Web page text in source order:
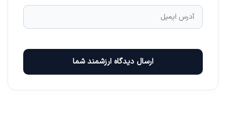
ارسال دیدگاه ارزشمند شما